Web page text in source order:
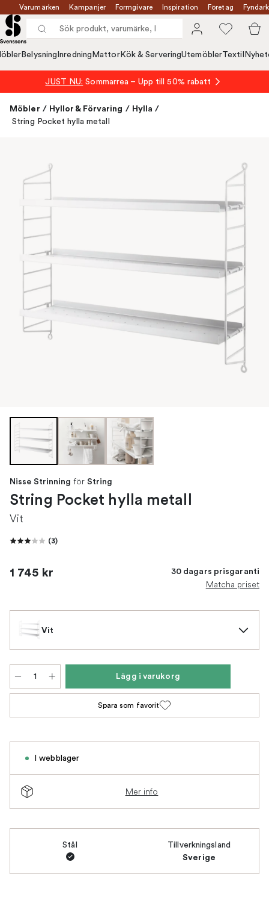
Varumärken Kampanjer Formgivare Inspiration Företag
Belysning Inredning MattorKök & ServeringUtemöblerTextil
JUST NU: Sommarrea – Upp till 50% rabatt
Möbler / Hyllor & Förvaring / Hylla /
String Pocket hylla metall
Nisse Strinning för String
String Pocket hylla metall
Vit
(3)
1 745 kr 30 dagars prisgaranti
Matcha priset
Vit
Lägg i varukorg
Spara som favorit
I webblager
Mer info
Stål Tillverkningsland
Sverige